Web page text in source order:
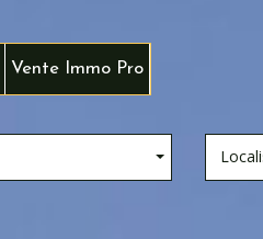
Vente Immo Pro